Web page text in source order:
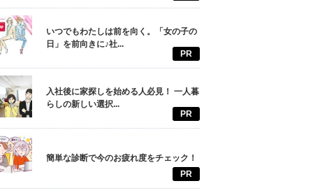
いつでもわたしは前を向く。「女の子の
日」を前向きに♪社...
PR
入社後に家探しを始める人必見！ 一人暮
らしの新しい選択...
PR
簡単な診断で今のお疲れ度をチェック！
PR